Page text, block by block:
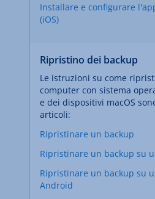
Installare e configurare
(iOS)
Ripristino dei backup
Le istruzioni su come
computer con sistema
e dei dispositivi macOS
articoli:
Ripristinare un backup
Ripristinare un backup su
Ripristinare un backup su
Android